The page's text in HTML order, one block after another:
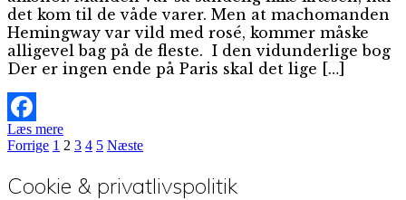
det kom til de våde varer. Men at machomanden
Hemingway var vild med rosé, kommer måske
alligevel bag på de fleste. I den vidunderlige bog
Der er ingen ende på Paris skal det lige […]
Facebook
Læs mere
Indlægsnavigation
Forrige Side
1 Side
2 Side
3 Side
4 Side
5 Næste
Cookie & privatlivspolitik